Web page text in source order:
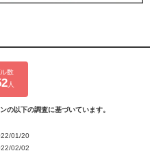
数
人
の以下の調査に基づいています。
01/20
02/02